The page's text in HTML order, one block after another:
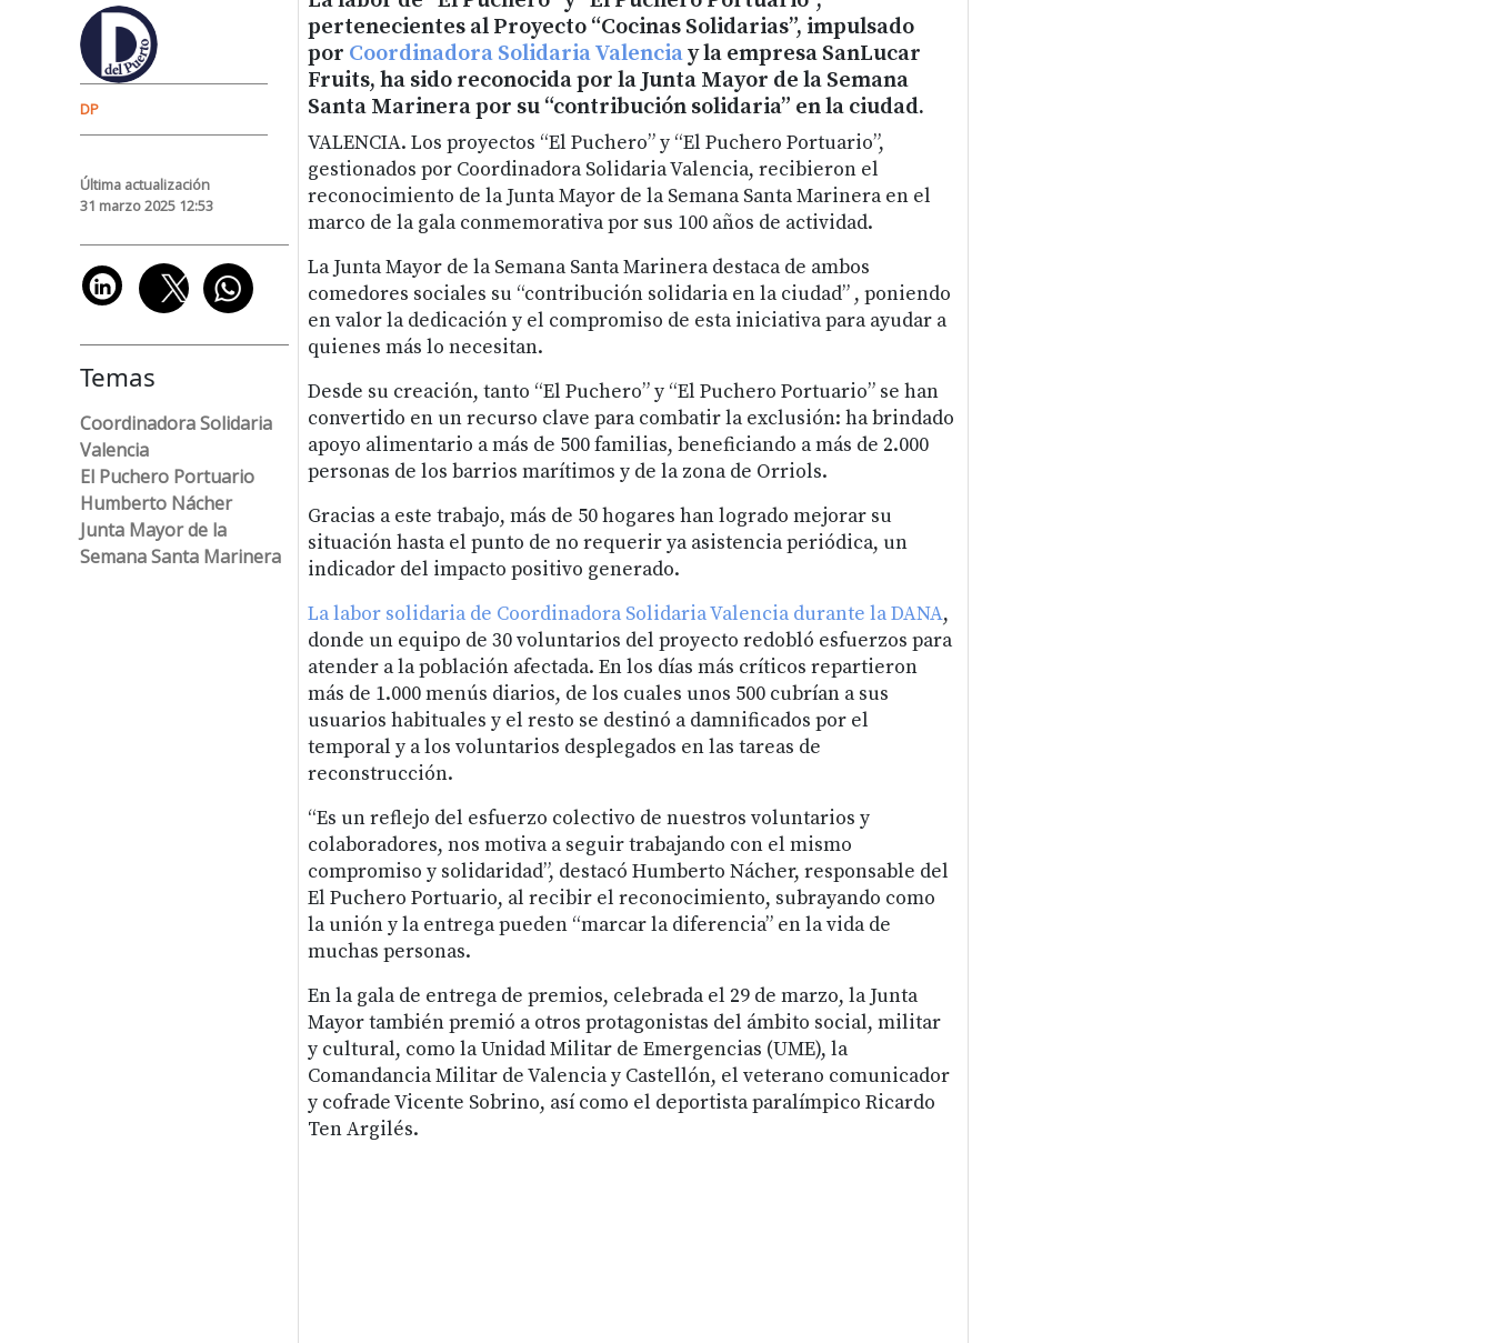
DP
Última actualización
31 marzo 2025 12:53
Temas
Coordinadora Solidaria
Valencia
El Puchero Portuario
Humberto Nácher
Junta Mayor de la
Semana Santa Marinera
pertenecientes al Proyecto “Cocinas Solidarias”, impulsado
por Coordinadora Solidaria Valenciay la empresa SanLucar
Fruits, ha sido reconocida por la Junta Mayor de la Semana
Santa Marinera por su “contribución solidaria” en la ciudad.
VALENCIA. Los proyectos “El Puchero” y “El Puchero Portuario”,
gestionados por Coordinadora Solidaria Valencia, recibieron el
reconocimiento de la Junta Mayor de la Semana Santa Marinera en el
marco de la gala conmemorativa por sus 100 años de actividad.
La Junta Mayor de la Semana Santa Marinera destaca de ambos
comedores sociales su “contribución solidaria en la ciudad” , poniendo
en valor la dedicación y el compromiso de esta iniciativa para ayudar a
quienes más lo necesitan.
Desde su creación, tanto “El Puchero” y “El Puchero Portuario” se han
convertido en un recurso clave para combatir la exclusión: ha brindado
apoyo alimentario a más de 500 familias, beneficiando a más de 2.000
personas de los barrios marítimos y de la zona de Orriols.
Gracias a este trabajo, más de 50 hogares han logrado mejorar su
situación hasta el punto de no requerir ya asistencia periódica, un
indicador del impacto positivo generado.
La labor solidaria de Coordinadora Solidaria Valencia durante la DANA,
donde un equipo de 30 voluntarios del proyecto redobló esfuerzos para
atender a la población afectada. En los días más críticos repartieron
más de 1.000 menús diarios, de los cuales unos 500 cubrían a sus
usuarios habituales y el resto se destinó a damnificados por el
temporal y a los voluntarios desplegados en las tareas de
reconstrucción.
“Es un reflejo del esfuerzo colectivo de nuestros voluntarios y
colaboradores, nos motiva a seguir trabajando con el mismo
compromiso y solidaridad”, destacó Humberto Nácher, responsable del
El Puchero Portuario, al recibir el reconocimiento, subrayando como
la unión y la entrega pueden “marcar la diferencia” en la vida de
muchas personas.
En la gala de entrega de premios, celebrada el 29 de marzo, la Junta
Mayor también premió a otros protagonistas del ámbito social, militar
y cultural, como la Unidad Militar de Emergencias (UME), la
Comandancia Militar de Valencia y Castellón, el veterano comunicador
y cofrade Vicente Sobrino, así como el deportista paralímpico Ricardo
Ten Argilés.